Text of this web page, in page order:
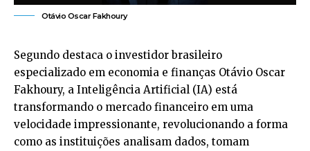
Otávio Oscar Fakhoury
Segundo destaca o investidor brasileiro
especializado em economia e finanças Otávio Oscar
Fakhoury, a Inteligência Artificial (IA) está
transformando o mercado financeiro em uma
velocidade impressionante, revolucionando a forma
como as instituições analisam dados, tomam